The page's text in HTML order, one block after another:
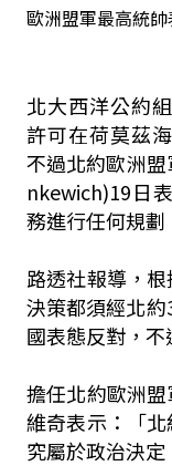
歐洲盟軍最高統
北大西洋公約
許可在荷莫茲
不過北約歐洲
nkewich)19日
務進行任何規劃
路透社報導，
決策都須經北
國表態反對，不
擔任北約歐洲
維奇表示：「
究屬於政治決定